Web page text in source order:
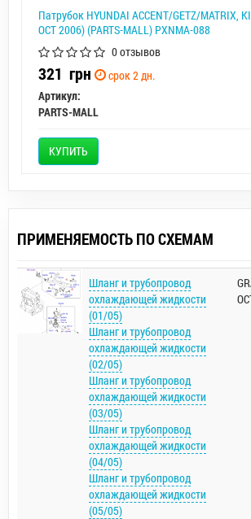
Патрубок HYUNDAI ACCENT/GETZ/MATRIX,
OCT 2006) (PARTS-MALL) PXNMA-088
0 отзывов
321 грн
срок 2 дн.
Артикул:
PARTS-MALL
КУПИТЬ
ПРИМЕНЯЕМОСТЬ ПО СХЕМАМ
Шланг и трубопровод
охлаждающей жидкости
(01/05)
Шланг и трубопровод
охлаждающей жидкости
(02/05)
Шланг и трубопровод
охлаждающей жидкости
(03/05)
Шланг и трубопровод
охлаждающей жидкости
(04/05)
Шланг и трубопровод
охлаждающей жидкости
(05/05)